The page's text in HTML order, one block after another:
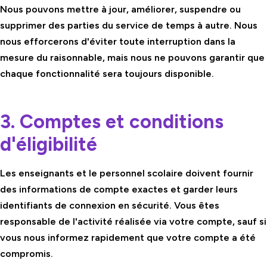
Nous pouvons mettre à jour, améliorer, suspendre ou
supprimer des parties du service de temps à autre. Nous
nous efforcerons d'éviter toute interruption dans la
mesure du raisonnable, mais nous ne pouvons garantir que
chaque fonctionnalité sera toujours disponible.
3. Comptes et conditions
d'éligibilité
Les enseignants et le personnel scolaire doivent fournir
des informations de compte exactes et garder leurs
identifiants de connexion en sécurité. Vous êtes
responsable de l'activité réalisée via votre compte, sauf si
vous nous informez rapidement que votre compte a été
compromis.